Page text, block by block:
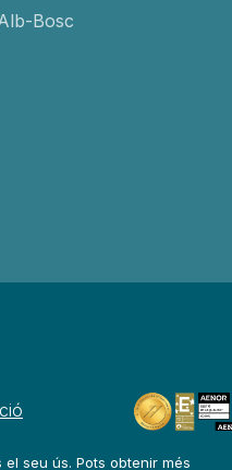
Bosc
seu ús. Pots obtenir més